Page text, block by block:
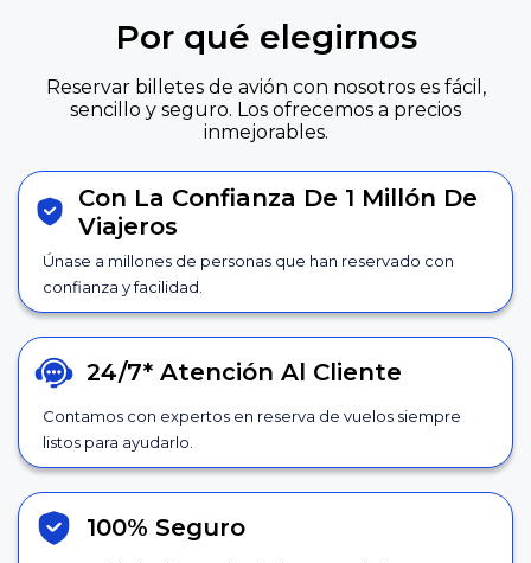
Por qué elegirnos
Reservar billetes de avión con nosotros es fácil,
sencillo y seguro. Los ofrecemos a precios
inmejorables.
Con La Confianza De 1 Millón De
Viajeros
Únase a millones de personas que han reservado con
confianza y facilidad.
24/7* Atención Al Cliente
Contamos con expertos en reserva de vuelos siempre
listos para ayudarlo.
100% Seguro